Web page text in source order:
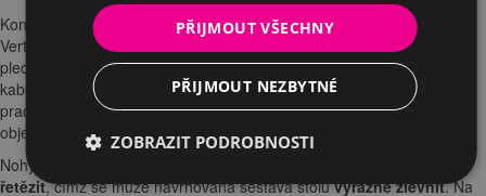
Konstrukce stolů umožňuje bezproblémovévedení kabeláže
Vertikálně se kabely vedou bokem nohy, kde jsou chráněny tvarovým
plechem, který dotváří kompaktní tvar podnoží. Horizontálně se vede
kabeláž
teleskopickým elektrokanálem, který je umístěn pod
pracovní deskou. Kabelové průchodky, nejsou součástí stolu a
objednávají se zvlášť, jejich umístění je dle požadavku uživatele
Nohy stolů jsou konstruovány tak, aby
řetězit, čímž se může navrhovaná sestava stolůvýrazně zlevnit. Na
PŘIJMOUT VŠECHNY
PŘIJMOUT NEZBYTNÉ
ZOBRAZIT PODROBNOSTI